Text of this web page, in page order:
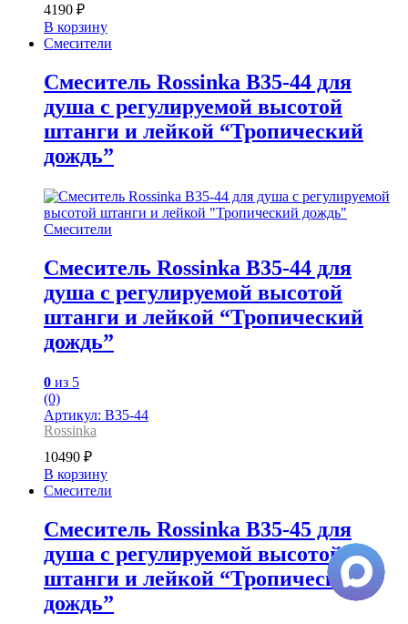
4190 ₽
В корзину
Смесители
Смеситель Rossinka B35-44 для
душа с регулируемой высотой
штанги и лейкой “Тропический
дождь”
Смесители
Смеситель Rossinka B35-44 для
душа с регулируемой высотой
штанги и лейкой “Тропический
дождь”
0 из 5
(0)
Артикул: B35-44
Rossinka
10490 ₽
В корзину
Смесители
Смеситель Rossinka B35-45 для
душа с регулируемой высотой
штанги и лейкой “Тропический
дождь”